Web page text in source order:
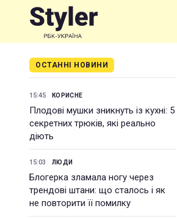
ОСТАННІ НОВИНИ
15:45 КОРИСНЕ
Плодові мушки зникнуть із кухні: 5
секретних трюків, які реально
діють
15:03 ЛЮДИ
Блогерка зламала ногу через
трендові штани: що сталось і як
не повторити її помилку